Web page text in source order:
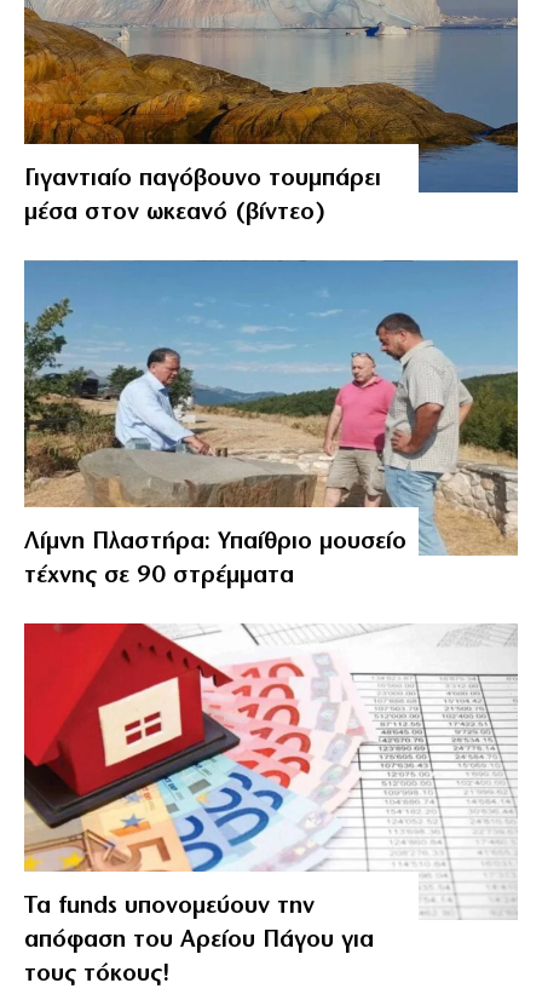
Γιγαντιαίο παγόβουνο τουμπάρει
μέσα στον ωκεανό (βίντεο)
Λίμνη Πλαστήρα: Υπαίθριο μουσείο
τέχνης σε 90 στρέμματα
Τα funds υπονομεύουν την
απόφαση του Αρείου Πάγου για
τους τόκους!